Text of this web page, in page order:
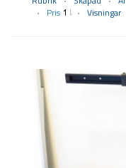
Pris
Visningar